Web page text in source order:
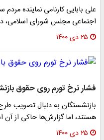
علی بابایی کارنامی نماینده
اجتماعی مجلس شورای اسلامی،
۲۵ دی ۱۴۰۰
فشار نرخ تورم روی حقوق
بازنشستگان به دنبال تصویب
هستند، اما گزارش‌ها حاکی از
۲۵ دی ۱۴۰۰